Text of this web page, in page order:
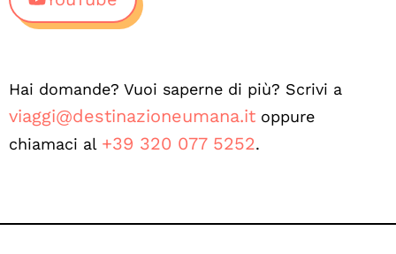
Hai domande? Vuoi saperne di più? Scrivi a
viaggi@destinazioneumana.it oppure
chiamaci al +39 320 077 5252.